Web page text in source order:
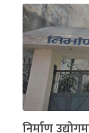
निर्माण